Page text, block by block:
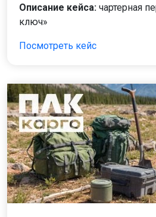
Описание кейса: чартерная
ключ»
Посмотреть кейс